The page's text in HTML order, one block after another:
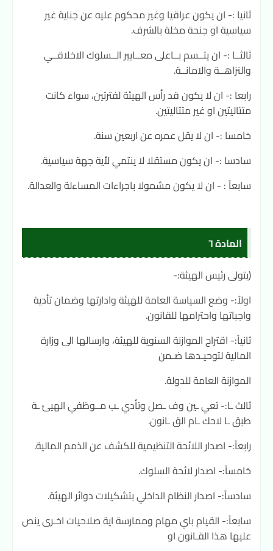
ثانيا :- ان يكون عراقيا وغير محكوم عليه عن جناية غير
سياسية او جنحة مخلة بالشرف.
ثالثــا :- ان يتــسم بــاعلى معــايير الــسلوك الاخلاقــي
والنزاهــة والامانــة.
رابعا :- ان لا يكون قد رأس الهيئة لفترتين، سواء كانت
متتاليتين او غير متتاليتين.
خامسا :- ان لا يقل عمره عن اربعين سنة.
سادسا :- ان يكون مستقلا لا ينتمي لأية جهة سياسية.
سابعاً : - ان لا يكون مشمولا باجراءات المساءلة والعدالة.
المادة ٦
(يتولى رئيس الهيئة:-
اولاً:- وضع السياسة العامة للهيئة وادارتها وضمان تأدية
واجباتها واحترامها للقانون.
ثانياً:- اقتراح الموازنة السنوية للهيئة، وارسالها الى وزارة
المالية لتوحيـدها ضـمن
الموازنة العامة للدولة.
ثالث ـا:- تعي ـين وف ـصل وتأدي ـب مــوظفي الهيئ ـة
طبق ـا لاحك ـام الق ـانون.
رابعاً:- اصدار اللائحة التنظيمية للكشف عن الذمم المالية.
خامساً:- اصدار لائحة السلوك.
سادساً:- اصدار النظام الداخلي بتشكيلات دوائر الهيئة.
سابعاً:- القيام باي مهام وممارسة اية صلاحيات اخـرى ينص
عليها هذا القـانون او